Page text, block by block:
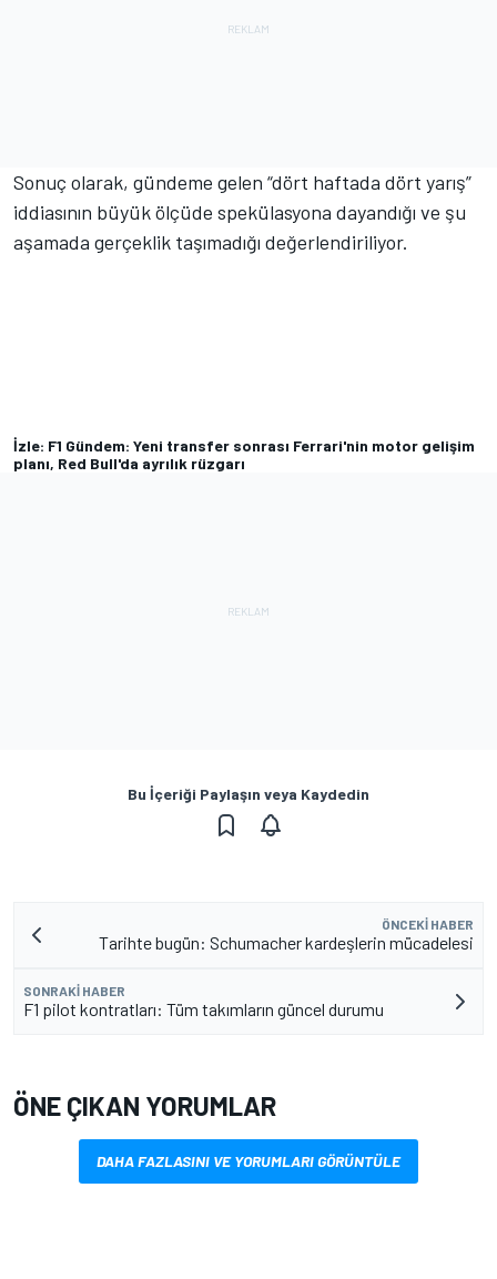
Sonuç olarak, gündeme gelen “dört haftada dört yarış”
iddiasının büyük ölçüde spekülasyona dayandığı ve şu
aşamada gerçeklik taşımadığı değerlendiriliyor.
İzle: F1 Gündem: Yeni transfer sonrası Ferrari'nin motor gelişim
planı, Red Bull'da ayrılık rüzgarı
Bu İçeriği Paylaşın veya Kaydedin
ÖNCEKI HABER
Tarihte bugün: Schumacher kardeşlerin mücadelesi
SONRAKI HABER
F1 pilot kontratları: Tüm takımların güncel durumu
ÖNE ÇIKAN YORUMLAR
DAHA FAZLASINI VE YORUMLARI GÖRÜNTÜLE